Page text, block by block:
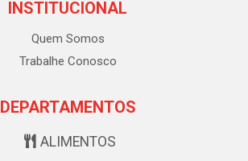
INSTITUCIONAL
Quem Somos
Trabalhe Conosco
DEPARTAMENTOS
ALIMENTOS